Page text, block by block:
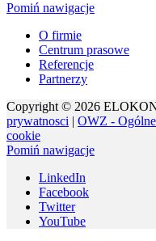
Pomiń nawigacje
O firmie
Centrum prasowe
Referencje
Partnerzy
Copyright © 2026
prywatnosci | OWZ -
cookie
Pomiń nawigacje
LinkedIn
Facebook
Twitter
YouTube